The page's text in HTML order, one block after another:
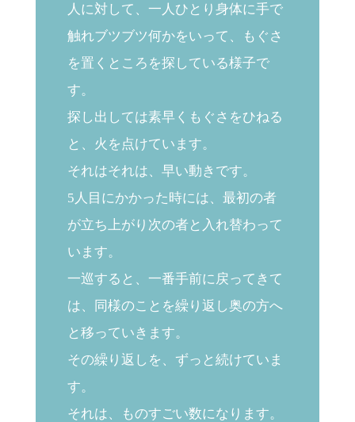
人に対して、一人ひとり身体に手で
触れブツブツ何かをいって、もぐさ
を置くところを探している様子で
す。
探し出しては素早くもぐさをひねる
と、火を点けています。
それはそれは、早い動きです。
5人目にかかった時には、最初の者
が立ち上がり次の者と入れ替わって
います。
一巡すると、一番手前に戻ってきて
は、同様のことを繰り返し奥の方へ
と移っていきます。
その繰り返しを、ずっと続けていま
す。
それは、ものすごい数になります。